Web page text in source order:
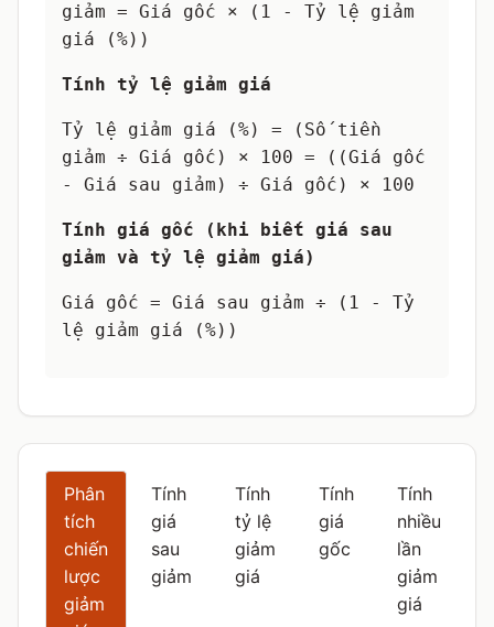
giảm = Giá gốc × (1 - Tỷ lệ giảm
giá (%))
Tính tỷ lệ giảm giá
Tỷ lệ giảm giá (%) = (Số tiền
giảm ÷ Giá gốc) × 100 = ((Giá gốc
- Giá sau giảm) ÷ Giá gốc) × 100
Tính giá gốc (khi biết giá sau
giảm và tỷ lệ giảm giá)
Giá gốc = Giá sau giảm ÷ (1 - Tỷ
lệ giảm giá (%))
Phân
tích
chiến
lược
giảm
Tính
giá
sau
giảm
Tính
tỷ lệ
giảm
giá
Tính
giá
gốc
Tính
nhiều
lần
giảm
giá